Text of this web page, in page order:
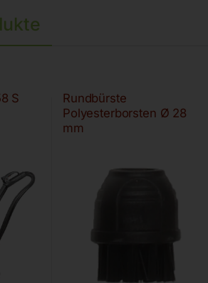
S
Rundbürste
Polyesterborsten Ø 28
mm